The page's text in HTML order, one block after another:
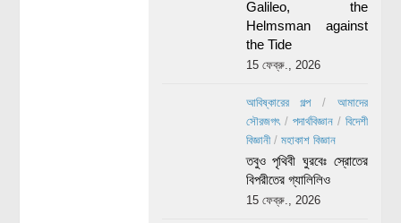
Galileo, the
Helmsman against
the Tide
15 ফেব্রু., 2026
আবিষ্কারের গল্প/ আমাদের
সৌরজগৎ/ পদার্থবিজ্ঞান/ বিদেশী
বিজ্ঞানী/ মহাকাশ বিজ্ঞান
তবুও পৃথিবী ঘুরবেঃ স্রোতের
বিপরীতের গ্যালিলিও
15 ফেব্রু., 2026